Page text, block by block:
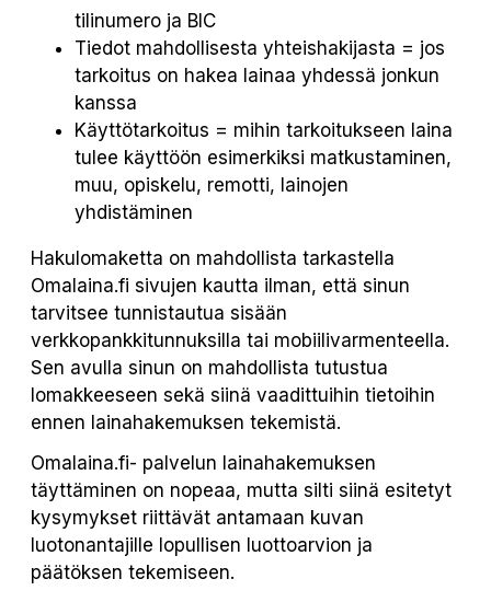
tilinumero ja BIC
Tiedot mahdollisesta yhteishakijasta = jos
tarkoitus on hakea lainaa yhdessä jonkun
kanssa
Käyttötarkoitus = mihin tarkoitukseen laina
tulee käyttöön esimerkiksi matkustaminen,
muu, opiskelu, remotti, lainojen
yhdistäminen
Hakulomaketta on mahdollista tarkastella
Omalaina.fi sivujen kautta ilman, että sinun
tarvitsee tunnistautua sisään
verkkopankkitunnuksilla tai mobiilivarmenteella.
Sen avulla sinun on mahdollista tutustua
lomakkeeseen sekä siinä vaadittuihin tietoihin
ennen lainahakemuksen tekemistä.
Omalaina.fi- palvelun lainahakemuksen
täyttäminen on nopeaa, mutta silti siinä esitetyt
kysymykset riittävät antamaan kuvan
luotonantajille lopullisen luottoarvion ja
päätöksen tekemiseen.